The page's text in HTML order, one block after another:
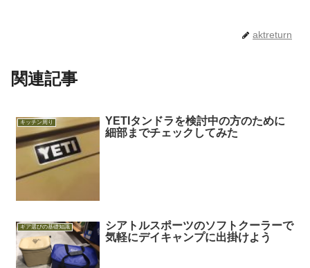
aktreturn
関連記事
キッチン周り
YETIタンドラを検討中の方のために
細部までチェックしてみた
ギア選びの基礎知識
シアトルスポーツのソフトクーラーで
気軽にデイキャンプに出掛けよう